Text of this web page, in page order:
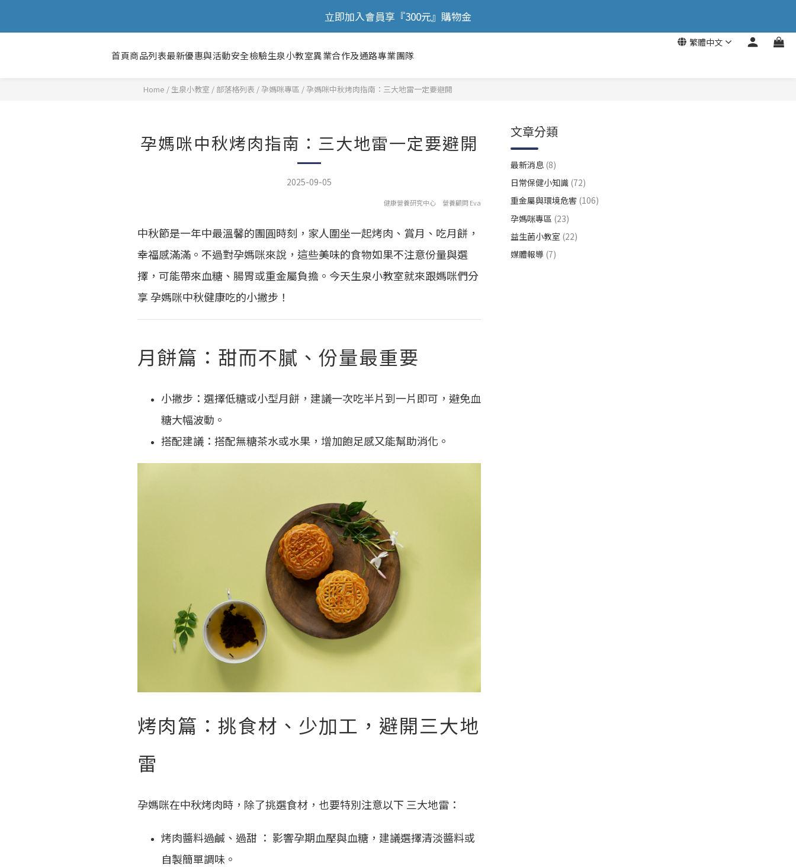
🎉 歡慶88節，滿額送膠原蛋白正貨！！
🎉 歡慶88節，滿額送膠原蛋白正貨！！
繁體中文
首頁商品列表最新優惠與活動安全檢驗生泉小教室異業合作及通路專業團隊
Home / 部落格列表 /孕媽咪專區 /孕媽咪中秋烤肉指南：三大地雷一定要避開
孕媽咪中秋烤肉指南：三大地雷一定要避開
2025-09-05
健康營養研究中心 營養顧問 Eva
中秋節是一年中最溫馨的團圓時刻，家人圍坐一起烤肉、賞月、吃月餅，
幸福感滿滿。不過對孕媽咪來說，這些美味的食物如果不注意份量與選
擇，可能帶來血糖、腸胃或重金屬負擔。今天生泉小教室就來跟媽咪們分
享 孕媽咪中秋健康吃的小撇步！
月餅篇：甜而不膩、份量最重要
小撇步：選擇低糖或小型月餅，建議一次吃半片到一片即可，避免血
糖大幅波動。
搭配建議：搭配無糖茶水或水果，增加飽足感又能幫助消化。
烤肉篇：挑食材、少加工，避開三大地
雷
孕媽咪在中秋烤肉時，除了挑選食材，也要特別注意以下 三大地雷：
烤肉醬料過鹹、過甜 ： 影響孕期血壓與血糖，建議選擇清淡醬料或
自製簡單調味。
文章分類
最新消息 (8)
日常保健小知識 (72)
重金屬與環境危害 (106)
孕媽咪專區 (23)
益生菌小教室 (22)
媒體報導 (7)